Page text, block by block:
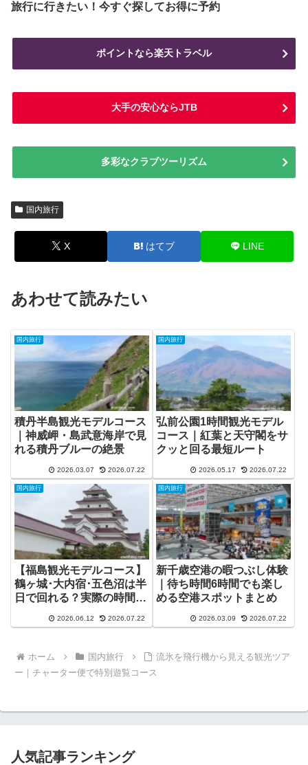
旅行に行きたい！今すぐ探してお得に予約
ポイントなら楽天トラベル
大手の安心ならJTB
多彩なクラブツーリズム
国内旅行
X はてブ LINE
あわせて読みたい
国内旅行
積丹半島観光モデルコース
｜神威岬・島武意海岸で見
れる積丹ブルーの絶景
2026.03.07 2026.07.22
国内旅行
弘前公園1時間観光モデル
コース｜紅葉と天守閣をサ
クッと回る最短ルート
2026.05.17 2026.07.22
国内旅行
【福島観光モデルコース】
鶴ヶ城･大内宿･五色沼は半
日で回れる？実際の時間配
2026.06.12 2026.07.22
国内旅行
新千歳空港の暇つぶし体験
｜待ち時間6時間でも楽し
める空港スポットまとめ
2026.03.09 2026.07.22
ホーム 国内旅行
流氷を飛行機から見える観光ツア
ー｜チャーター便で特別遊覧コース
人気記事ランキング